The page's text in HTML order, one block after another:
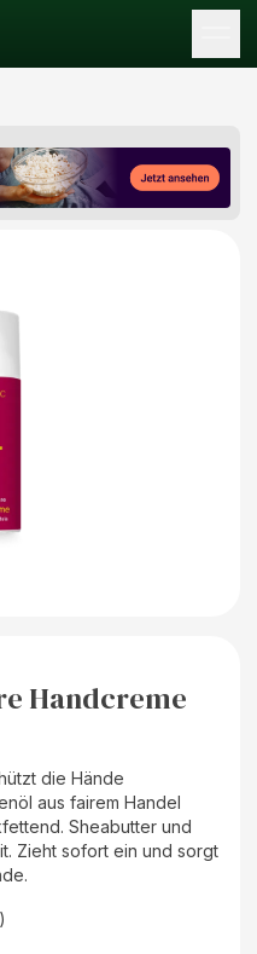
Handcreme
die Hände
aus fairem Handel
Sheabutter und
Zieht sofort ein und sorgt